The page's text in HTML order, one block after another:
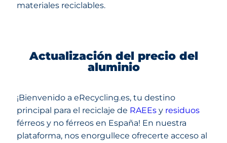
materiales reciclables.
Actualización del precio del
aluminio
¡Bienvenido a eRecycling.es, tu destino
principal para el reciclaje de RAEEs y residuos
férreos y no férreos en España! En nuestra
plataforma, nos enorgullece ofrecerte acceso al